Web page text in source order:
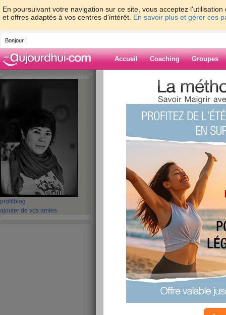
En poursuivant votre navigation sur ce site, vous acceptez
et offres adaptés à vos centres d'intérêt. En savoir plus et gérer ces
Bonjour !
Accueil Coaching Groupes
profil blog
ajouter de vos amies
> Dame-Polgara
Blog de Dame-
21 - 30 31 - 40 41 - 50 51 -
‹ Préc. 31 32 33 34 35
S'ils ne veulent
voir ailleurs! :-)
publié le 27/01/2010 à 07:06
Coucou à toutes !
Pfiouuu, les jours passent à une vitesse !
journée super productive ! J’avais un
J’ai lu mes articles, fais mes critiques puis
une journée ! Ca c’est fait ! Il ne me
dimanche avant minuit et un oral à